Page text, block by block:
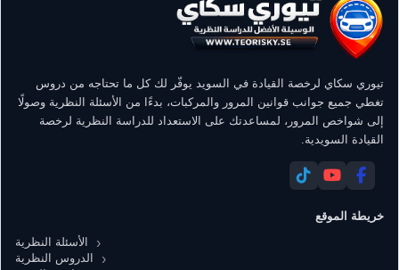
تيوري سكاي لرخصة القيادة في السويد يوفّر لك كل ما تحتاجه من دروس
تغطي جميع جوانب قوانين المرور والمركبات، بدءًا من الأسئلة النظرية وصولًا
إلى شواخص المرور، لمساعدتك على الاستعداد للدراسة النظرية لرخصة
القيادة السويدية.
خريطة الموقع
الأسئلة النظرية
الدروس النظرية